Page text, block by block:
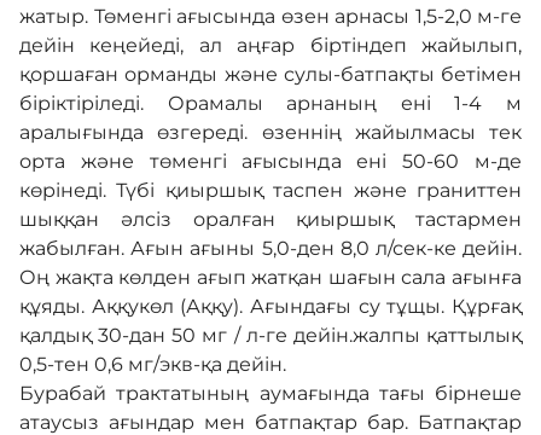
жатыр. Төменгі ағысында өзен арнасы 1,5-2,0 м-ге
дейін кеңейеді, ал аңғар біртіндеп жайылып,
қоршаған орманды және сулы-батпақты бетімен
біріктіріледі. Орамалы арнаның ені 1-4 м
аралығында өзгереді. өзеннің жайылмасы тек
орта және төменгі ағысында ені 50-60 м-де
көрінеді. Түбі қиыршық таспен және граниттен
шыққан әлсіз оралған қиыршық тастармен
жабылған. Ағын ағыны 5,0-ден 8,0 л/сек-ке дейін.
Оң жақта көлден ағып жатқан шағын сала ағынға
құяды. Аққукөл (Аққу). Ағындағы су тұщы. Құрғақ
қалдық 30-дан 50 мг / л-ге дейін.жалпы қаттылық
0,5-тен 0,6 мг/экв-қа дейін.
Бурабай трактатының аумағында тағы бірнеше
атаусыз ағындар мен батпақтар бар. Батпақтар